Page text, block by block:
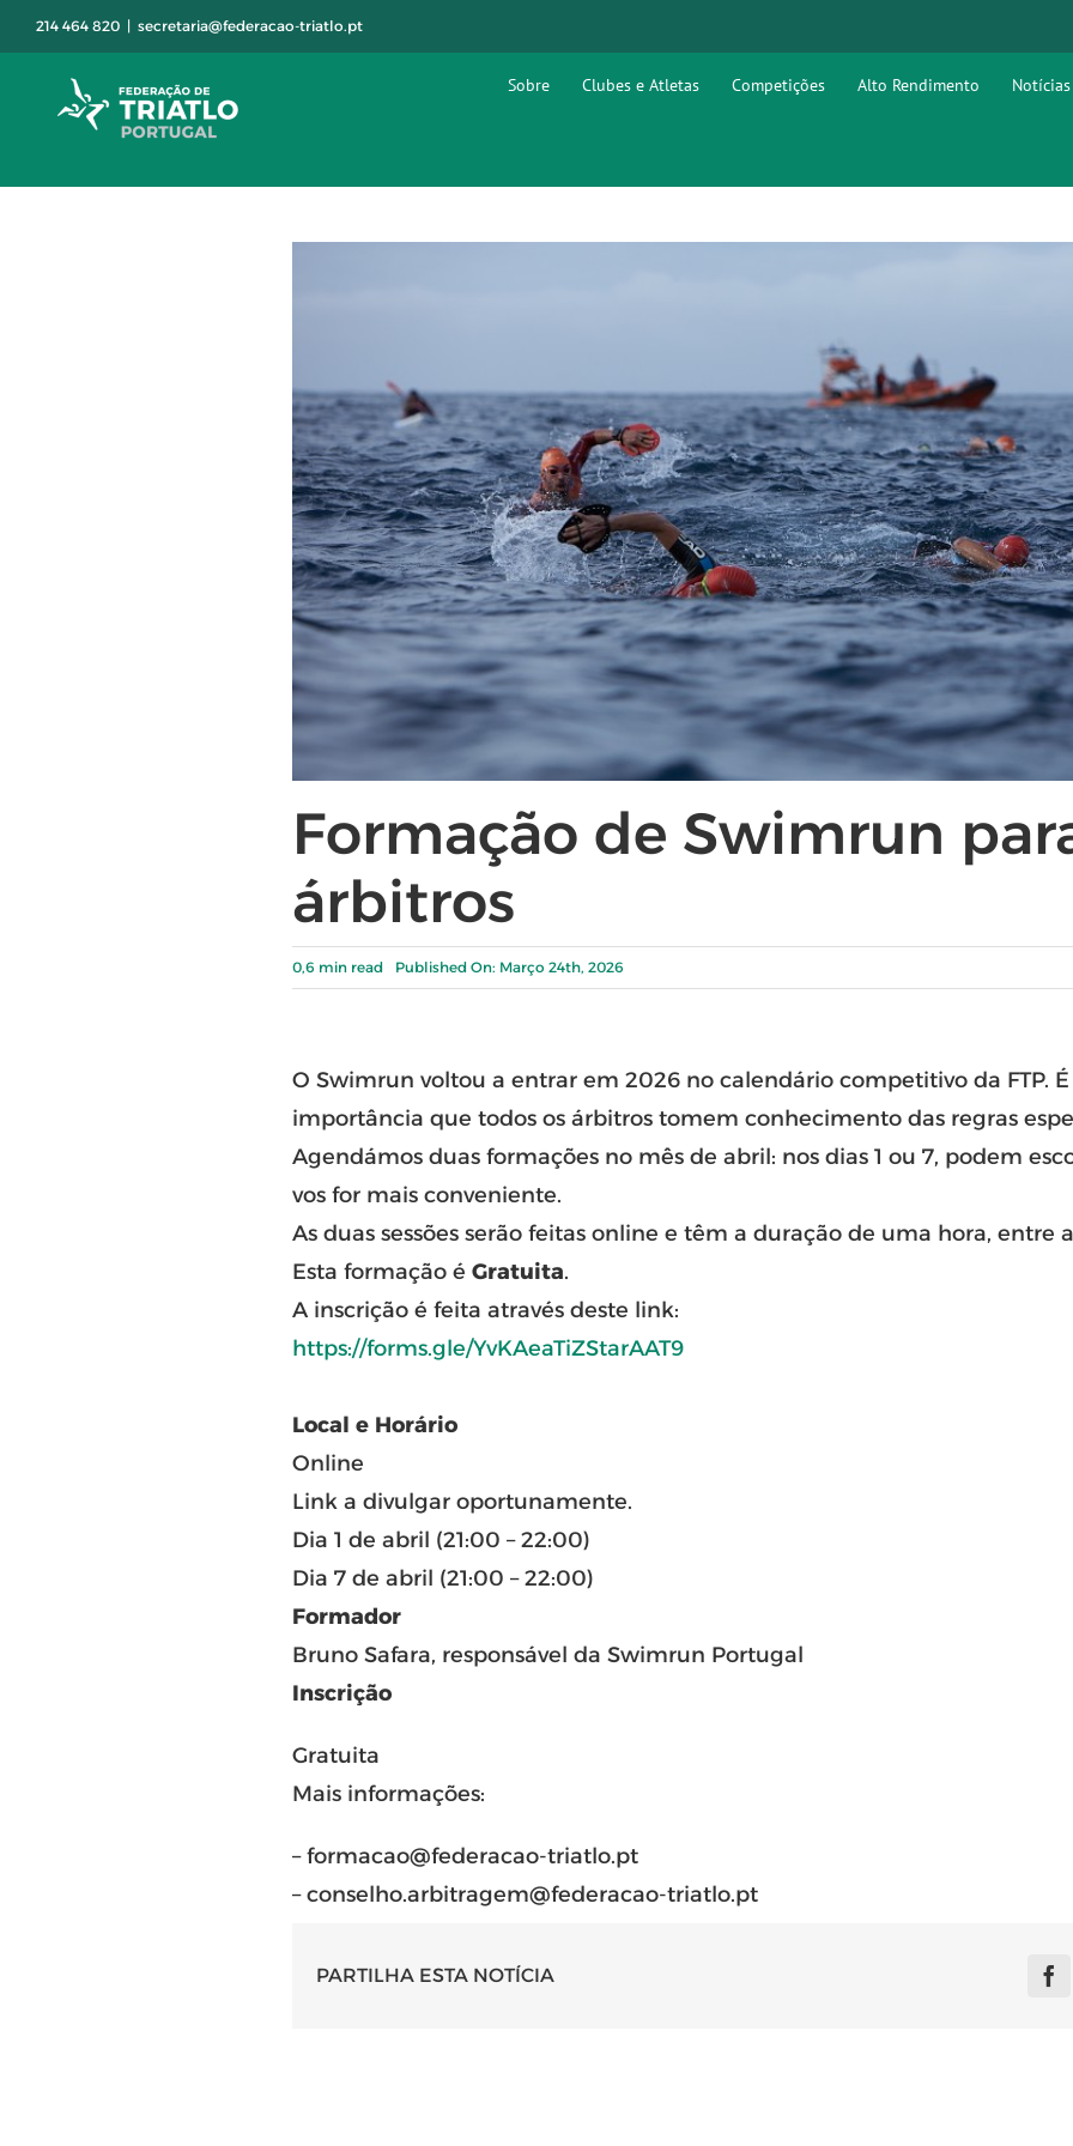
214 464 820 | secretaria@federacao-triatlo.pt
Sobre Clubes e Atletas Competições Alto Rendimento
Formação de Swimrun
árbitros
0,6 min read Published On: Março 24th, 2026
O Swimrun voltou a entrar em 2026 no calendário competitivo da FTP.
importância que todos os árbitros tomem conhecimento das regras
Agendámos duas formações no mês de abril: nos dias 1 ou 7, podem
vos for mais conveniente.
As duas sessões serão feitas online e têm a duração de uma hora, entre
Esta formação é Gratuita.
A inscrição é feita através deste link:
https://forms.gle/YvKAeaTiZStarAAT9
Local e Horário
Online
Link a divulgar oportunamente.
Dia 1 de abril (21:00 – 22:00)
Dia 7 de abril (21:00 – 22:00)
Formador
Bruno Safara, responsável da Swimrun Portugal
Inscrição
Gratuita
Mais informações:
– formacao@federacao-triatlo.pt
– conselho.arbitragem@federacao-triatlo.pt
PARTILHA ESTA NOTÍCIA